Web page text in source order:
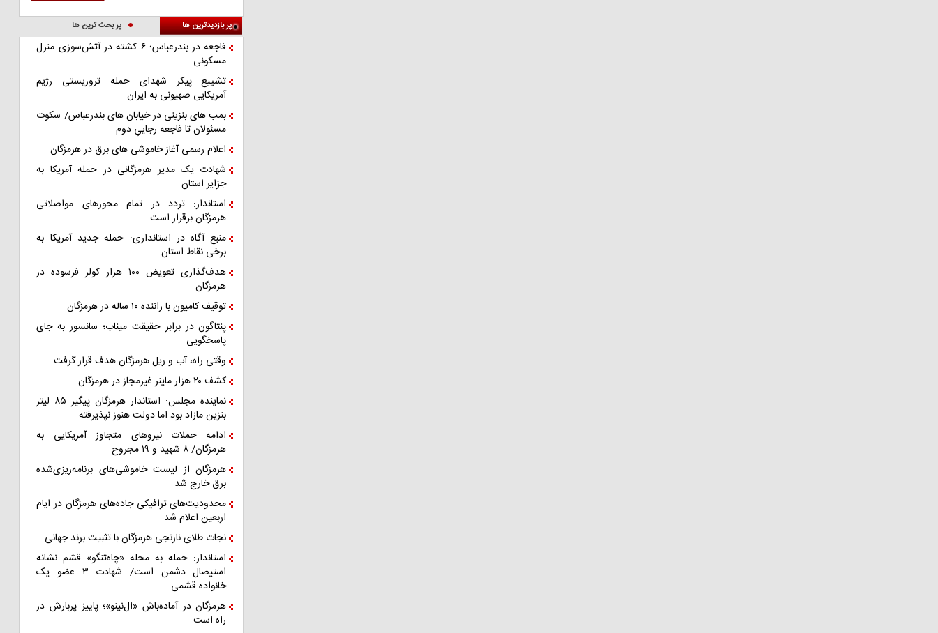
پر بازدیدترین ها پر بحث ترین ها
فاجعه در بندرعباس؛ ۶ کشته در آتش‌سوزی منزل
مسکونی
تشییع پیکر شهدای حمله تروریستی رژیم
آمریکایی صهیونی به ایران
بمب های بنزینی در خیابان های بندرعباس/ سکوت
مسئولان تا فاجعه رجاییِ دوم
اعلام رسمی آغاز خاموشی های برق در هرمزگان
شهادت یک مدیر هرمزگانی در حمله آمریکا به
جزایر استان
استاندار: تردد در تمام محورهای مواصلاتی
هرمزگان برقرار است
منبع آگاه در استانداری: حمله جدید آمریکا به
برخی نقاط استان
هدف‌گذاری تعویض ۱۰۰ هزار کولر فرسوده در
هرمزگان
توقیف کامیون با راننده ۱۰ ساله در هرمزگان
پنتاگون در برابر حقیقت میناب؛ سانسور به جای
پاسخگویی
وقتی راه، آب و ریل هرمزگان هدف قرار گرفت
کشف ۲۰ هزار ماینر غیرمجاز در هرمزگان
نماینده مجلس: استاندار هرمزگان پیگیر ۸۵ لیتر
بنزین مازاد بود اما دولت هنوز نپذیرفته
ادامه حملات نیروهای متجاوز آمریکایی به
هرمزگان/ ۸ شهید و ۱۹ مجروح
هرمزگان از لیست خاموشی‌های برنامه‌ریزی‌شده
برق خارج شد
محدودیت‌های ترافیکی جاده‌های هرمزگان در ایام
اربعین اعلام شد
نجات طلای نارنجی هرمزگان با تثبیت برند جهانی
استاندار: حمله به محله «چاه‌تنگو» قشم نشانه
استیصال دشمن است/ شهادت ۳ عضو یک
خانواده قشمی
هرمزگان در آماده‌باش «ال‌نینو»؛ پاییز پربارش در
راه است